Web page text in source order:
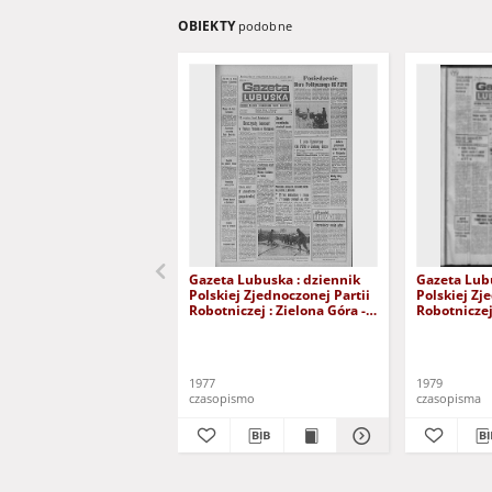
OBIEKTY podobne
Gazeta Lubuska : dziennik
Polskiej Zjednoczonej Partii
Robotniczej : Zielona Góra -
1977
czasopismo
Gazeta
Polskiej
1979
czasopisma